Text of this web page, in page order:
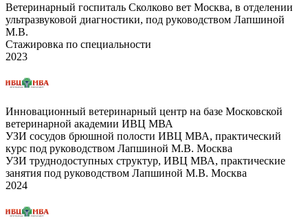
Ветеринарный госпиталь Сколково вет Москва, в отделении
ультразвуковой диагностики, под руководством Лапшиной
М.В.
Стажировка по специальности
2023
Инновационный ветеринарный центр на базе Московской
ветеринарной академии ИВЦ МВА
УЗИ сосудов брюшной полости ИВЦ МВА, практический
курс под руководством Лапшиной М.В. Москва
УЗИ труднодоступных структур, ИВЦ МВА, практические
занятия под руководством Лапшиной М.В. Москва
2024